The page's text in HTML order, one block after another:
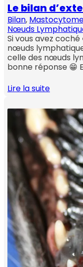
Le bilan
Bilan,
Nœuds
Si vous avez coché
nœuds
celle des nœuds
bonne réponse 😁
Lire la suite